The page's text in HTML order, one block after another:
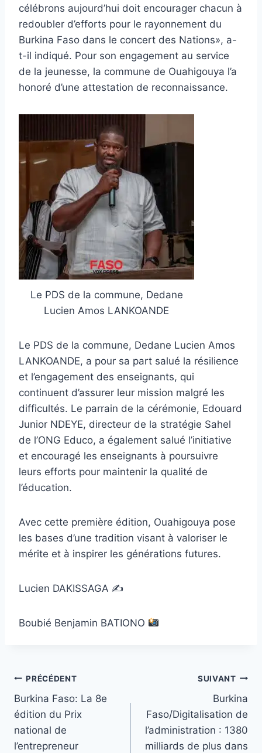
célébrons aujourd’hui doit encourager chacun à
redoubler d’efforts pour le rayonnement du
Burkina Faso dans le concert des Nations», a-
t-il indiqué. Pour son engagement au service
de la jeunesse, la commune de Ouahigouya l’a
honoré d’une attestation de reconnaissance.
Le PDS de la commune, Dedane
Lucien Amos LANKOANDE
Le PDS de la commune, Dedane Lucien Amos
LANKOANDE, a pour sa part salué la résilience
et l’engagement des enseignants, qui
continuent d’assurer leur mission malgré les
difficultés. Le parrain de la cérémonie, Edouard
Junior NDEYE, directeur de la stratégie Sahel
de l’ONG Educo, a également salué l’initiative
et encouragé les enseignants à poursuivre
leurs efforts pour maintenir la qualité de
l’éducation.
Avec cette première édition, Ouahigouya pose
les bases d’une tradition visant à valoriser le
mérite et à inspirer les générations futures.
Lucien DAKISSAGA ✍️
Boubié Benjamin BATIONO
Navigation
de
l’article
PRÉCÉDENT
Burkina Faso: La 8e
édition du Prix
national de
l’entrepreneur
SUIVANT
Burkina
Faso/Digitalisation de
l’administration : 1380
milliards de plus dans